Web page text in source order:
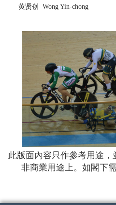
黄贤创 Wong Yin-chong
此版面內容只作參考用途
非商業用途上。如閣下